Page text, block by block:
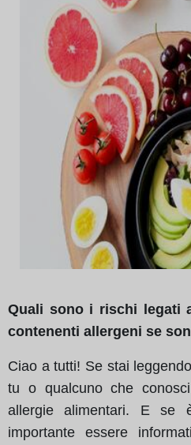
Quali sono i rischi legati
contenenti allergeni se
Ciao a tutti! Se stai
tu o qualcuno che
allergie alimentari. E se
importante essere